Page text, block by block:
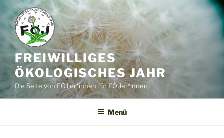
Inhalt
springen
FREIWILLIGES
ÖKOLOGISCHES JAHR
Die Seite von FÖJler*innen für FÖJler*innen
Menü